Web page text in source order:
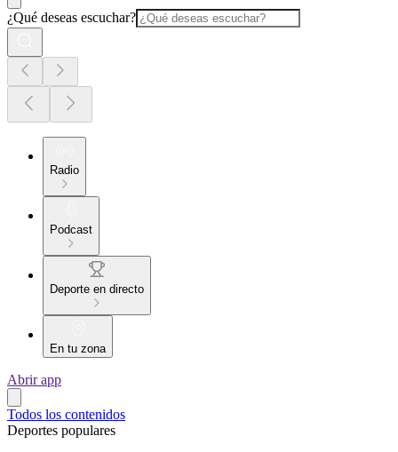
¿Qué deseas escuchar?
Radio
Podcast
Deporte en directo
En tu zona
Abrir app
Todos los contenidos
Deportes populares